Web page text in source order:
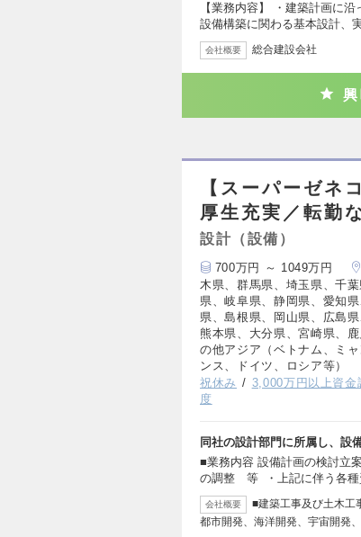
【業務内容】 ・建築計画に
設備構築に関わる基本設計、
会社概要 総合建設会社
【スーパーゼネ
厚生充実／転勤
設計（設備）
700万円 ～ 1049万円
木県、群馬県、埼玉県、千
県、岐阜県、静岡県、愛知
県、島根県、岡山県、広島
熊本県、大分県、宮崎県、
の他アジア（ベトナム、ミ
ンス、ドイツ、ロシア等）
祝休み
3,000万円以上資金
度
同社の設計部門に所属し、設
■業務内容 設備計画の検討立
の調整 等 ・上記に伴う各種
会社概要
■建築工事及び土木工
都市開発、海洋開発、宇宙開発